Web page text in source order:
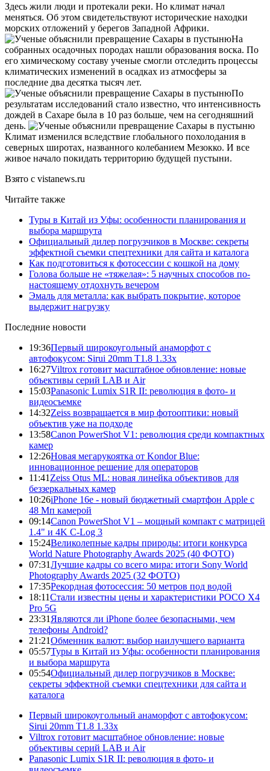
Здесь жили люди и протекали реки. Но климат начал
меняться. Об этом свидетельствуют исторические находки
морских отложений у берегов Западной Африки.
На
собранных осадочных породах нашли образования воска. По
его химическому составу ученые смогли отследить процессы
климатических изменений в осадках из атмосферы за
последние два десятка тысяч лет.
По
результатам исследований стало известно, что интенсивность
дождей в Сахаре была в 10 раз больше, чем на сегодняшний
день.
Климат изменился вследствие глобального похолодания в
северных широтах, названного колебанием Мезокко. И все
живое начало покидать территорию будущей пустыни.
Взято с vistanews.ru
Читайте также
Туры в Китай из Уфы: особенности планирования и
выбора маршрута
Официальный дилер погрузчиков в Москве: секреты
эффектной съемки спецтехники для сайта и каталога
Как подготовиться к фотосессии с кошкой на дому
Голова больше не «тяжелая»: 5 научных способов по-
настоящему отдохнуть вечером
Эмаль для металла: как выбрать покрытие, которое
выдержит нагрузку
Последние новости
19:36Первый широкоугольный анаморфот с
автофокусом: Sirui 20mm T1.8 1.33x
16:27Viltrox готовит масштабное обновление: новые
объективы серий LAB и Air
15:03Panasonic Lumix S1R II: революция в фото- и
видеосъемке
14:32Zeiss возвращается в мир фотооптики: новый
объектив уже на подходе
13:58Canon PowerShot V1: революция среди компактных
камер
12:26Новая мегарукоятка от Kondor Blue:
инновационное решение для операторов
11:41 Zeiss Otus ML: новая линейка объективов для
беззеркальных камер
10:26iPhone 16e - новый бюджетный смартфон Apple с
48 Мп камерой
09:14Canon PowerShot V1 – мощный компакт с матрицей
1.4" и 4K C-Log 3
15:24Великолепные кадры природы: итоги конкурса
World Nature Photography Awards 2025 (40 ФОТО)
07:31Лучшие кадры со всего мира: итоги Sony World
Photography Awards 2025 (32 ФОТО)
17:35Рекордная фотосессия: 50 метров под водой
18:11Стали известны цены и характеристики POCO X4
Pro 5G
23:31 Являются ли iPhone более безопасными, чем
телефоны Android?
21:21Обменник валют: выбор наилучшего варианта
05:57Туры в Китай из Уфы: особенности планирования
и выбора маршрута
05:54Официальный дилер погрузчиков в Москве:
секреты эффектной съемки спецтехники для сайта и
каталога
Первый широкоугольный анаморфот с автофокусом:
Sirui 20mm T1.8 1.33x
Viltrox готовит масштабное обновление: новые
объективы серий LAB и Air
Panasonic Lumix S1R II: революция в фото- и